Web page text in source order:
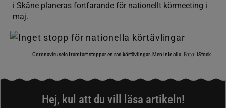
i Skåne planeras fortfarande för nationellt körmeeting i
maj.
Coronavirusets framfart stoppar en rad körtävlingar. Men inte alla. Foto: iStock
Hej, kul att du vill läsa artikeln!